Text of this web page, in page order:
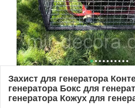
Захист для генератора
генератора Бокс для
генератора Кожух для